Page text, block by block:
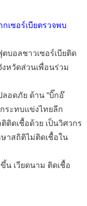
เซอร์เบียตรวจพบ
บอลชาวเซอร์เบียติด
งหวัดส่วนเพื่อนร่วม
อดภัย ด้าน “บิ๊กอ๊
ระทบแข่งไทยลีก
ติดเชื้อด้วย เป็นวิศวกร
าสถิติไม่ติดเชื้อใน
เวียดนาม ติดเชื้อ